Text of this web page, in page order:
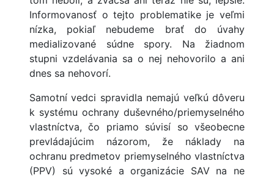
Informovanosť o tejto problematike je veľmi
nízka, pokiaľ nebudeme brať do úvahy
medializované súdne spory. Na žiadnom
stupni vzdelávania sa o nej nehovorilo a ani
dnes sa nehovorí.
Samotní vedci spravidla nemajú veľkú dôveru
k systému ochrany duševného/priemyselného
vlastníctva, čo priamo súvisí so všeobecne
prevládajúcim názorom, že náklady na
ochranu predmetov priemyselného vlastníctva
(PPV) sú vysoké a organizácie SAV na ne